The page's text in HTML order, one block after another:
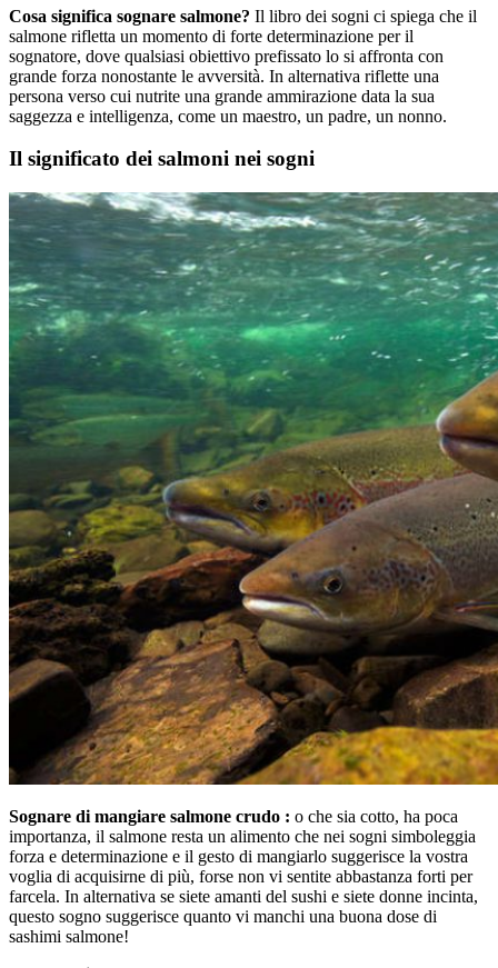
Cosa significa sognare salmone? Il libro dei sogni ci spiega che il
salmone rifletta un momento di forte determinazione per il
sognatore, dove qualsiasi obiettivo prefissato lo si affronta con
grande forza nonostante le avversità. In alternativa riflette una
persona verso cui nutrite una grande ammirazione data la sua
saggezza e intelligenza, come un maestro, un padre, un nonno.
Il significato dei salmoni nei sogni
Sognare di mangiare salmone crudo : o che sia cotto, ha poca
importanza, il salmone resta un alimento che nei sogni simboleggia
forza e determinazione e il gesto di mangiarlo suggerisce la vostra
voglia di acquisirne di più, forse non vi sentite abbastanza forti per
farcela. In alternativa se siete amanti del sushi e siete donne incinta,
questo sogno suggerisce quanto vi manchi una buona dose di
sashimi salmone!